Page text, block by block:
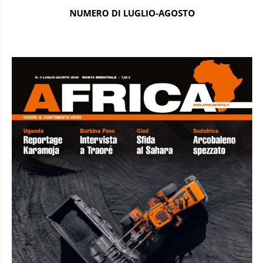
NUMERO DI LUGLIO-AGOSTO